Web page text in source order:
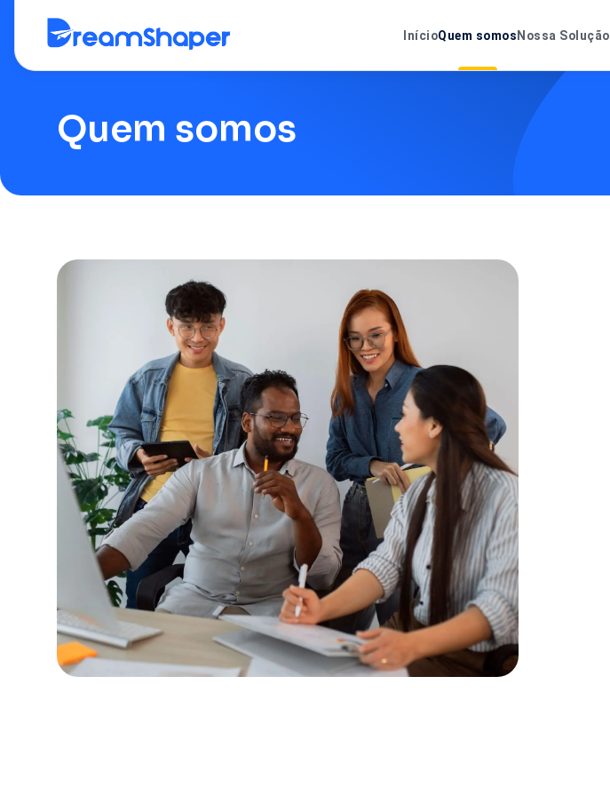
InícioQuem somosNossa Solução
Quem somos